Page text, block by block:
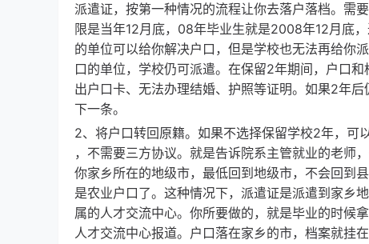
派遣证，按第一种情况的流程让你去落户落档。需
限是当年12月底，08年毕业生就是2008年12月底
的单位可以给你解决户口，但是学校也无法再给你
口的单位，学校仍可派遣。在保留2年期间，户口
出户口卡、无法办理结婚、护照等证明。如果2年
下一条。
2、将户口转回原籍。如果不选择保留学校2年，可
，不需要三方协议。就是告诉院系主管就业的老师
你家乡所在的地级市，最低回到地级市，不会回到
是农业户口了。这种情况下，派遣证是派遣到家乡
属的人才交流中心。你所要做的，就是毕业的时候
人才交流中心报道。户口落在家乡的市，档案就挂